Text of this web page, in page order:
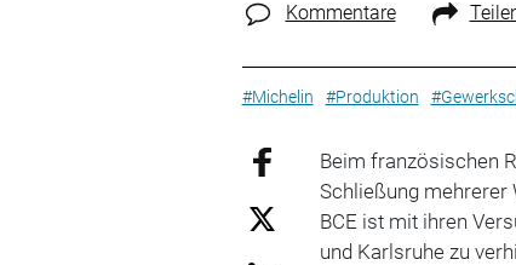
Kommentare
#Michelin #Produktion
Beim französischen
Schließung mehrerer
BCE ist mit ihren
und Karlsruhe zu